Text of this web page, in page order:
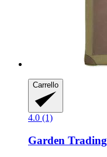
Carrello
4.0 (1)
Garden Trading